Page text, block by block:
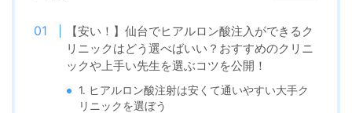
【安い！】仙台でヒアルロン酸注入ができるク
リニックはどう選べばいい？おすすめのクリニ
ックや上手い先生を選ぶコツを公開！
1. ヒアルロン酸注射は安くて通いやすい大手ク
リニックを選ぼう